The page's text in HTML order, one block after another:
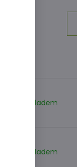
Skladem
Skladem